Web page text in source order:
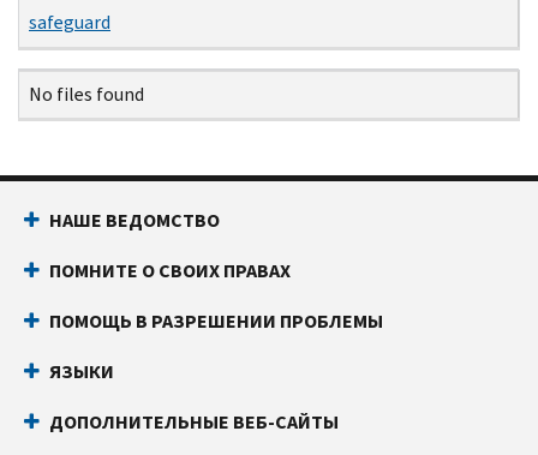
safeguard
Name
Date
Size
Description
No files found
НАШЕ ВЕДОМСТВО
ПОМНИТЕ О СВОИХ ПРАВАХ
ПОМОЩЬ В РАЗРЕШЕНИИ ПРОБЛЕМЫ
ЯЗЫКИ
ДОПОЛНИТЕЛЬНЫЕ ВЕБ-САЙТЫ